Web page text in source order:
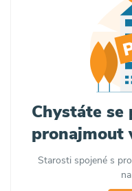
Chystáte se
pronajmout
Starosti spojené s